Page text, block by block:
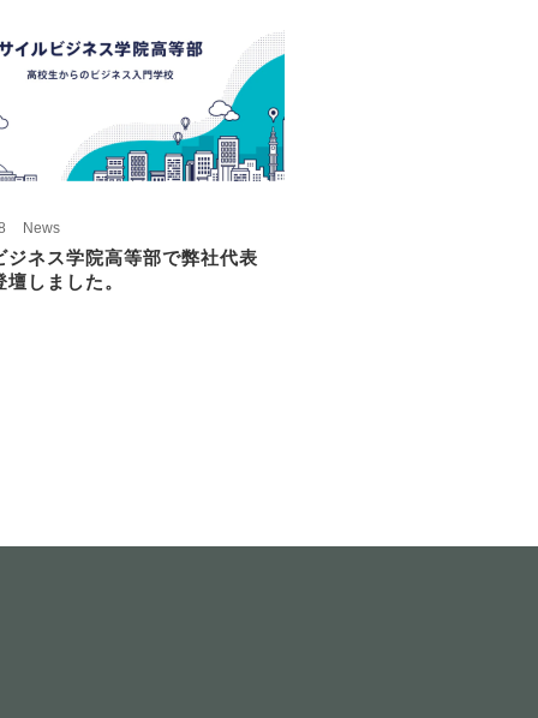
News
ジネス学院高等部で弊社代表
しました。